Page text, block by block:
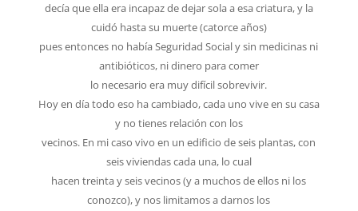
decía que ella era incapaz de dejar sola a esa criatura, y la
cuidó hasta su muerte (catorce años)
pues entonces no había Seguridad Social y sin medicinas ni
antibióticos, ni dinero para comer
lo necesario era muy difícil sobrevivir.
Hoy en día todo eso ha cambiado, cada uno vive en su casa
y no tienes relación con los
vecinos. En mi caso vivo en un edificio de seis plantas, con
seis viviendas cada una, lo cual
hacen treinta y seis vecinos (y a muchos de ellos ni los
conozco), y nos limitamos a darnos los